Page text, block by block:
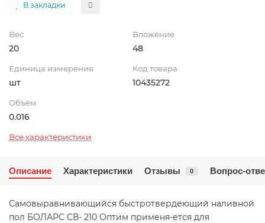
В закладки
Вес
20
Вложение
48
Единица измерения
шт
Код товара
10435272
Объём
0.016
Все характеристики
Описание Характеристики Отзывы 0 Вопрос-
Самовыравнивающийся быстротвердеющий наливной
пол БОЛАРС СВ- 210 Оптим применя-ется для